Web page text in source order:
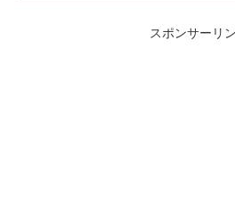
スポンサーリ